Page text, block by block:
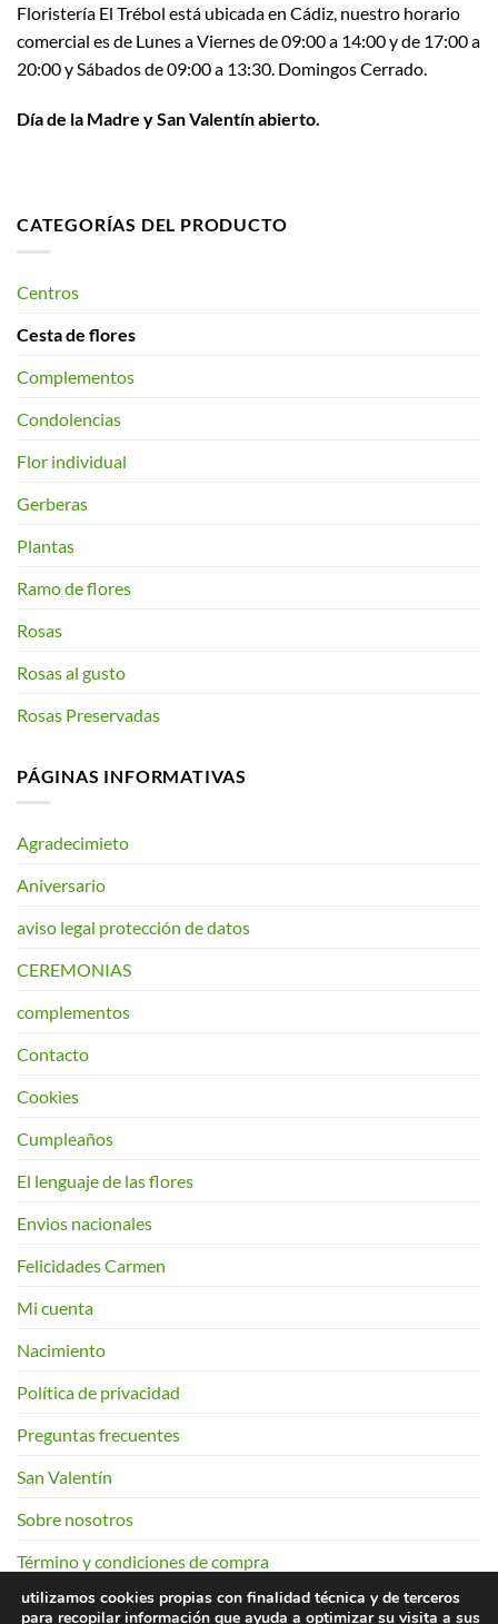
Floristería El Trébol está ubicada en Cádiz, nuestro horario
comercial es de Lunes a Viernes de 09:00 a 14:00 y de 17:00 a
20:00 y Sábados de 09:00 a 13:30. Domingos Cerrado.
Día de la Madre y San Valentín abierto.
CATEGORÍAS DEL PRODUCTO
Centros
Cesta de flores
Complementos
Condolencias
Flor individual
Gerberas
Plantas
Ramo de flores
Rosas
Rosas al gusto
Rosas Preservadas
PÁGINAS INFORMATIVAS
Agradecimieto
Aniversario
aviso legal protección de datos
CEREMONIAS
complementos
Contacto
Cookies
Cumpleaños
El lenguaje de las flores
Envios nacionales
Felicidades Carmen
Mi cuenta
Nacimiento
Política de privacidad
Preguntas frecuentes
San Valentín
Sobre nosotros
Término y condiciones de compra
utilizamos cookies propias con finalidad técnica y de terceros
para recopilar información que ayuda a optimizar su visita a sus